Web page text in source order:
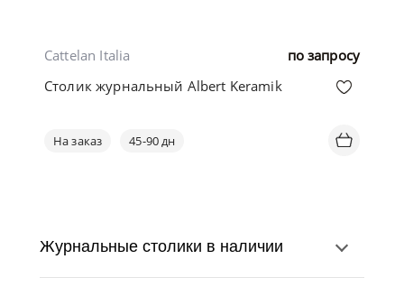
по запросу
Cattelan Italia
Столик журнальный Albert Keramik
На заказ 45-90 дн
Журнальные столики в наличии